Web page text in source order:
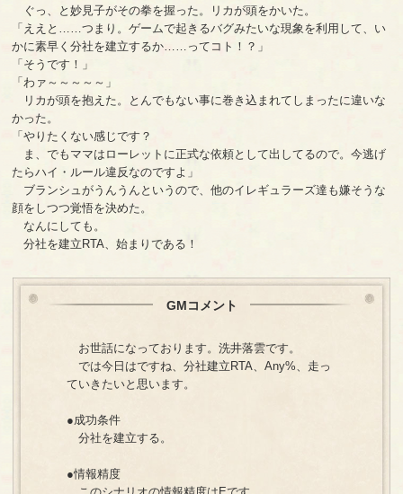
ぐっ、と妙見子がその拳を握った。リカが頭をかいた。
「ええと……つまり。ゲームで起きるバグみたいな現象を利用して、い
かに素早く分社を建立するか……ってコト！？」
「そうです！」
「わァ～～～～～」
リカが頭を抱えた。とんでもない事に巻き込まれてしまったに違いな
かった。
「やりたくない感じです？
ま、でもママはローレットに正式な依頼として出してるので。今逃げ
たらハイ・ルール違反なのですよ」
ブランシュがうんうんというので、他のイレギュラーズ達も嫌そうな
顔をしつつ覚悟を決めた。
なんにしても。
分社を建立RTA、始まりである！
GMコメント
お世話になっております。洗井落雲です。
では今日はですね、分社建立RTA、Any%、走っ
ていきたいと思います。
●成功条件
分社を建立する。
●情報精度